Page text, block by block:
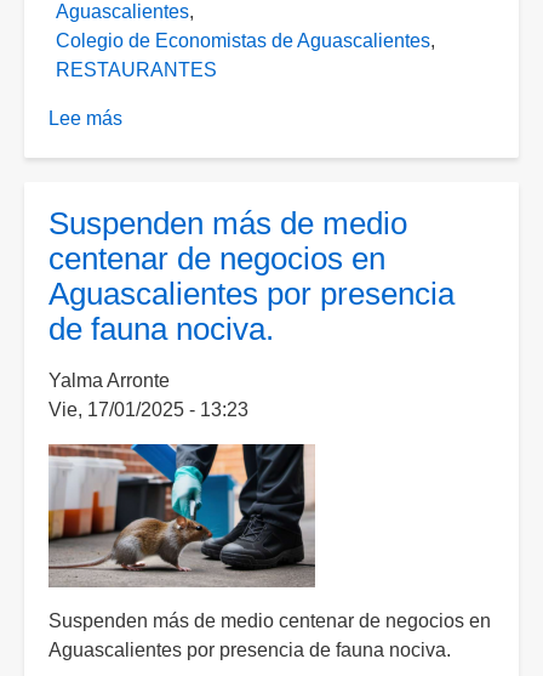
Aguascalientes
Colegio de Economistas de Aguascalientes
RESTAURANTES
Lee más
caro;
incrementan
costos
de
en
Aguascalientes
Suspenden más de medio
centenar de negocios en
Aguascalientes por presencia
de fauna nociva.
Yalma Arronte
Vie, 17/01/2025 - 13:23
Suspenden más de medio centenar de negocios en
Aguascalientes por presencia de fauna nociva.